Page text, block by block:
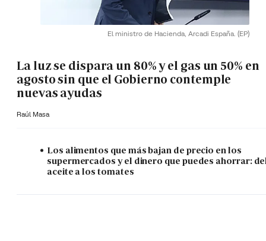
El ministro de Hacienda, Arcadi España. (EP)
La luz se dispara un 80% y el gas un 50% en
agosto sin que el Gobierno contemple
nuevas ayudas
Raúl Masa
Los alimentos que más bajan de precio en los
supermercados y el dinero que puedes ahorrar:
aceite a los tomates